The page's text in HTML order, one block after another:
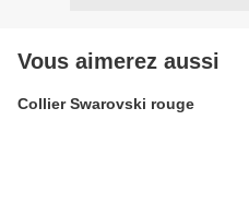
Vous aimerez aussi
Collier Swarovski rouge